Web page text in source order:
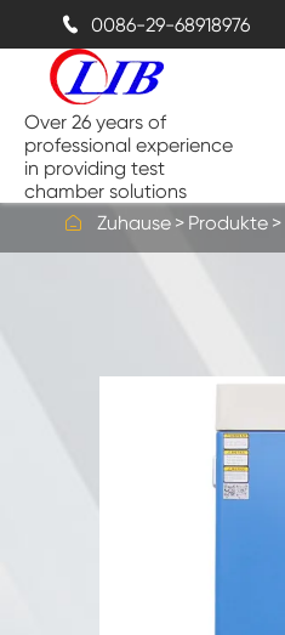
 0086-29-68918976
Over 26 years of
professional experience
in providing test
chamber solutions
Bench top Test kammer
Thermische Kammern
Salz sprüh kammern
 Zuhause Produkte